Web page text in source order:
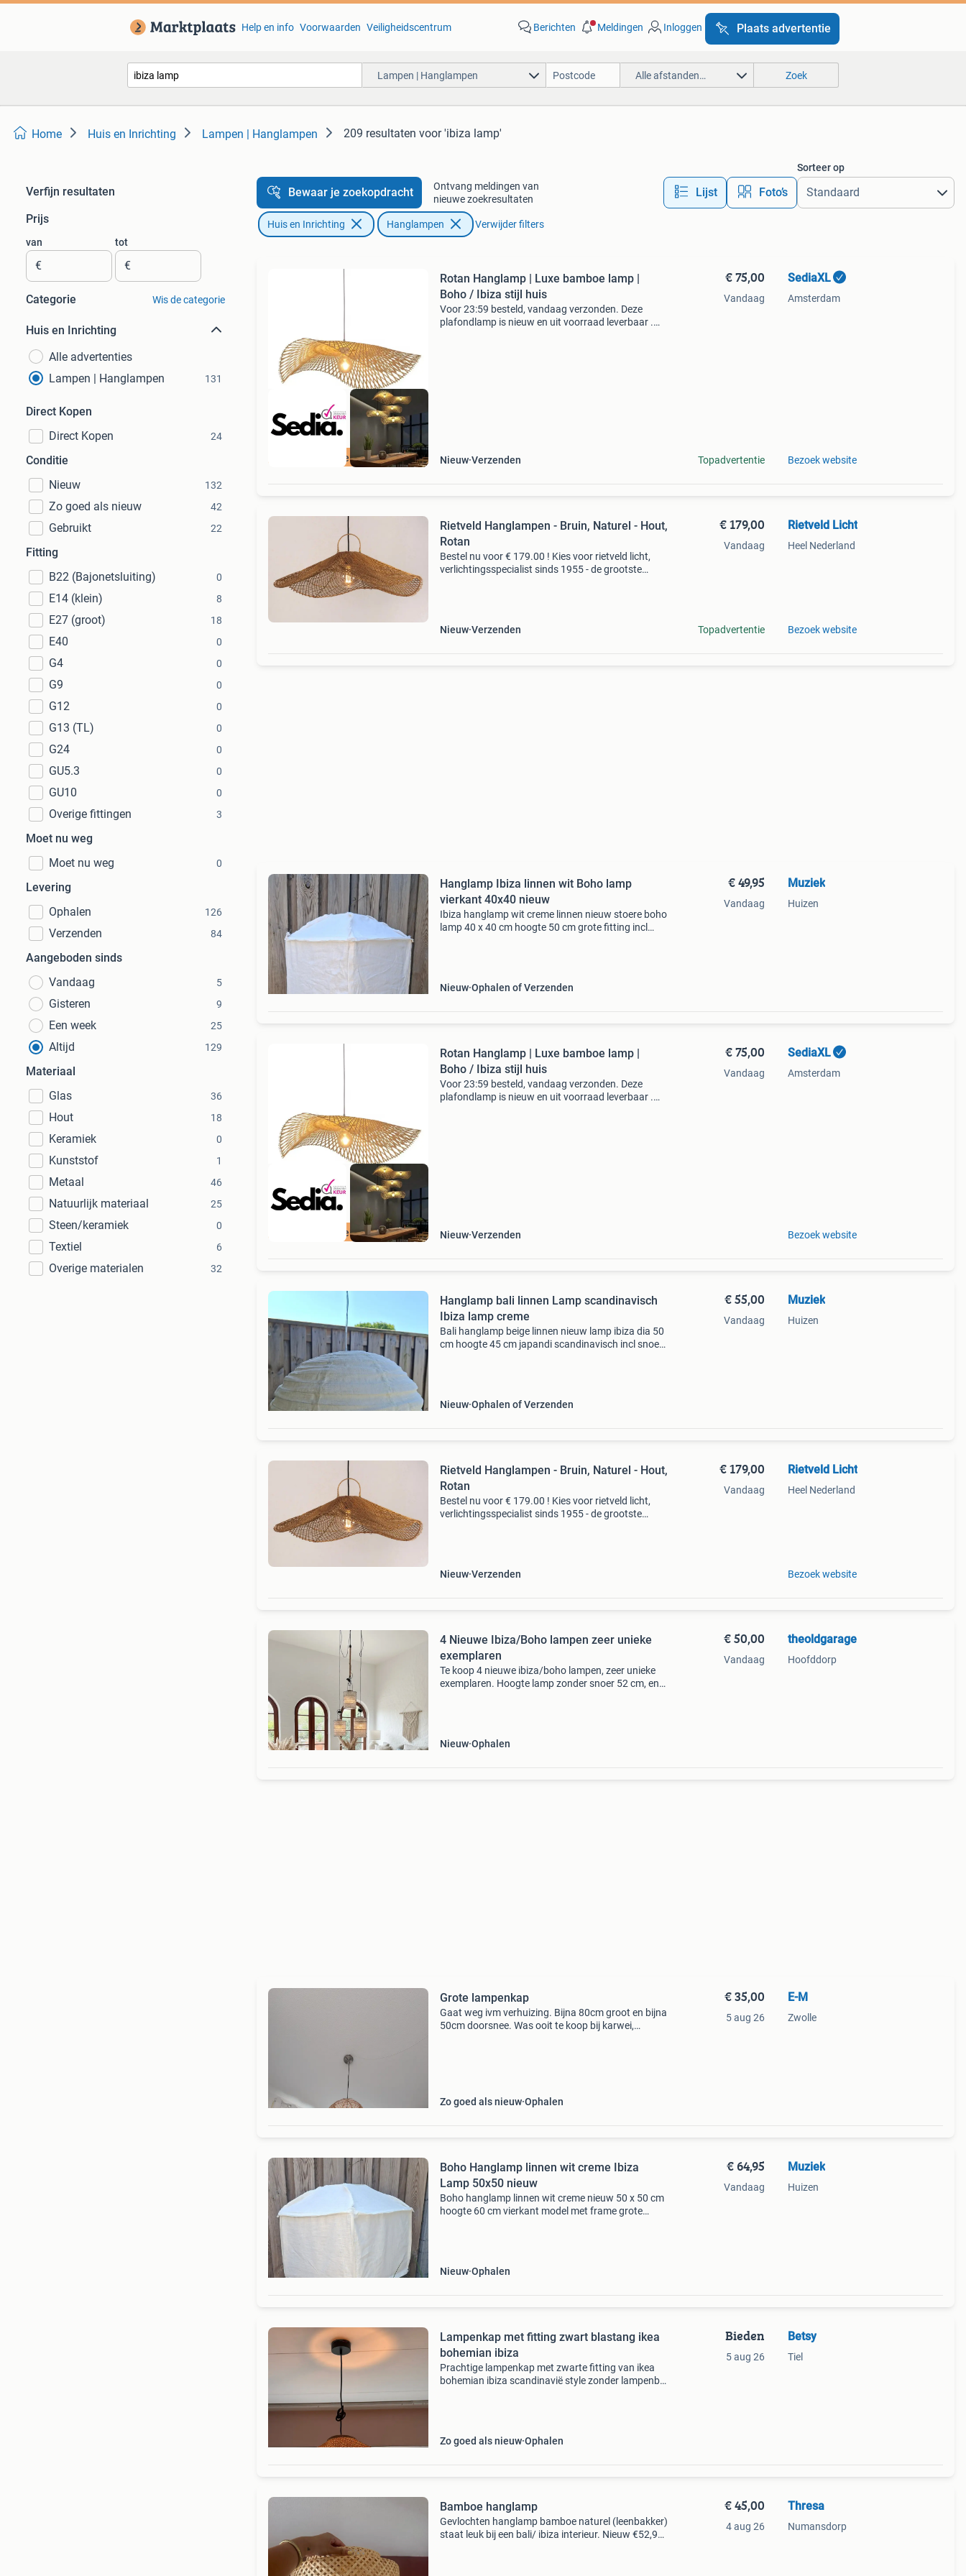
Help en info Voorwaarden Veiligheidscentrum Berichten Meldingen Inloggen Plaats advertentie
Lampen | Hanglampen Alle afstanden… Zoek
Home Huis en Inrichting Lampen | Hanglampen 209 resultaten voor 'ibiza lamp'
Verfijn resultaten
Prijs
van
€
tot
€
Categorie Wis de categorie
Huis en Inrichting
Alle advertenties
Lampen | Hanglampen
131
Direct Kopen
Direct Kopen
24
Conditie
Nieuw
132
Zo goed als nieuw 42
Gebruikt 22
Fitting
B22 (Bajonetsluiting)
0
E14 (klein) 8
E27 (groot) 18
E40 0
G4 0
G9 0
G12 0
G13 (TL) 0
G24 0
GU5.3 0
GU10 0
Overige fittingen 3
Moet nu weg
Moet nu weg
0
Levering
Ophalen
126
Verzenden 84
Aangeboden sinds
Vandaag
5
Gisteren 9
Een week 25
Altijd 129
Materiaal
Glas
36
Hout 18
Keramiek 0
Kunststof 1
Metaal 46
Natuurlijk materiaal 25
Steen/keramiek 0
Textiel 6
Overige materialen 32
Bewaar je zoekopdracht
Ontvang meldingen van
nieuwe zoekresultaten
Lijst Foto’s
Sorteer op
Huis en Inrichting Hanglampen Verwijder filters
Beoordeeld met 9+
Rotan Hanglamp | Luxe bamboe lamp |
Boho / Ibiza stijl huis
Voor 23:59 besteld, vandaag verzonden. Deze
plafondlamp is nieuw en uit voorraad leverbaar .
Nieuw Verzenden
€ 75,00
Vandaag
Topadvertentie
SediaXL
Amsterdam
Bezoek website
Rietveld Hanglampen - Bruin, Naturel - Hout,
Rotan
Bestel nu voor € 179.00 ! Kies voor rietveld licht,
verlichtingsspecialist sinds 1955 - de grootste
Nieuw Verzenden
€ 179,00
Vandaag
Topadvertentie
Rietveld Licht
Heel Nederland
Bezoek website
Hanglamp Ibiza linnen wit Boho lamp
vierkant 40x40 nieuw
Ibiza hanglamp wit creme linnen nieuw stoere boho
lamp 40 x 40 cm hoogte 50 cm grote fitting incl
Nieuw Ophalen of Verzenden
€ 49,95
Vandaag
Muziek
Huizen
Beoordeeld met 9+
Rotan Hanglamp | Luxe bamboe lamp |
Boho / Ibiza stijl huis
Voor 23:59 besteld, vandaag verzonden. Deze
plafondlamp is nieuw en uit voorraad leverbaar .
Nieuw Verzenden
€ 75,00
Vandaag
SediaXL
Amsterdam
Bezoek website
Hanglamp bali linnen Lamp scandinavisch
Ibiza lamp creme
Bali hanglamp beige linnen nieuw lamp ibiza dia 50
cm hoogte 45 cm japandi scandinavisch incl snoer
Nieuw Ophalen of Verzenden
€ 55,00
Vandaag
Muziek
Huizen
Rietveld Hanglampen - Bruin, Naturel - Hout,
Rotan
Bestel nu voor € 179.00 ! Kies voor rietveld licht,
verlichtingsspecialist sinds 1955 - de grootste
Nieuw Verzenden
€ 179,00
Vandaag
Rietveld Licht
Heel Nederland
Bezoek website
4 Nieuwe Ibiza/Boho lampen zeer unieke
exemplaren
Te koop 4 nieuwe ibiza/boho lampen, zeer unieke
exemplaren. Hoogte lamp zonder snoer 52 cm, en
Nieuw Ophalen
€ 50,00
Vandaag
theoldgarage
Hoofddorp
Grote lampenkap
Gaat weg ivm verhuizing. Bijna 80cm groot en bijna
50cm doorsnee. Was ooit te koop bij karwei,
Zo goed als nieuw Ophalen
€ 35,00
5 aug 26
E-M
Zwolle
Boho Hanglamp linnen wit creme Ibiza
Lamp 50x50 nieuw
Boho hanglamp linnen wit creme nieuw 50 x 50 cm
hoogte 60 cm vierkant model met frame grote
Nieuw Ophalen
€ 64,95
Vandaag
Muziek
Huizen
Lampenkap met fitting zwart blastang ikea
bohemian ibiza
Prachtige lampenkap met zwarte fitting van ikea
bohemian ibiza scandinavië style zonder lampenbol
Zo goed als nieuw Ophalen
Bieden
5 aug 26
Betsy
Tiel
Bamboe hanglamp
Gevlochten hanglamp bamboe naturel (leenbakker)
staat leuk bij een bali/ ibiza interieur. Nieuw €52,99
€ 45,00
4 aug 26
Thresa
Numansdorp